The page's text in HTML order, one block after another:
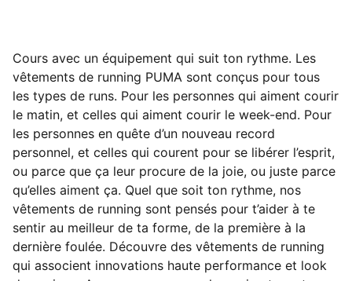
Cours avec un équipement qui suit ton rythme. Les
vêtements de running PUMA sont conçus pour tous
les types de runs. Pour les personnes qui aiment courir
le matin, et celles qui aiment courir le week-end. Pour
les personnes en quête d’un nouveau record
personnel, et celles qui courent pour se libérer l’esprit,
ou parce que ça leur procure de la joie, ou juste parce
qu’elles aiment ça. Quel que soit ton rythme, nos
vêtements de running sont pensés pour t’aider à te
sentir au meilleur de ta forme, de la première à la
dernière foulée. Découvre des vêtements de running
qui associent innovations haute performance et look